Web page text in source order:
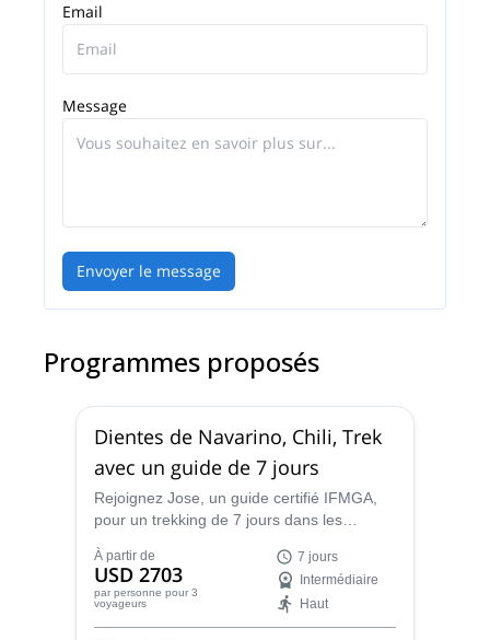
possible d'explorer beaucoup de choses et j'ai de
nombreux projets dans différentes régions du Chili
Email
Message
Envoyer le message
Programmes proposés
Dientes de Navarino, Chili, Trek
avec un guide de 7 jours
Rejoignez Jose, un guide certifié IFMGA,
pour un trekking de 7 jours dans les
au sud du Chili.
À partir de
USD 2703
par personne pour 3
voyageurs
7 jours
Intermédiaire
Haut